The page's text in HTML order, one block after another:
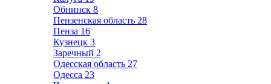
Обнинск 8
Пензенская область 28
Пенза 16
Кузнецк 3
Заречный 2
Одесская область 27
Одесса 23